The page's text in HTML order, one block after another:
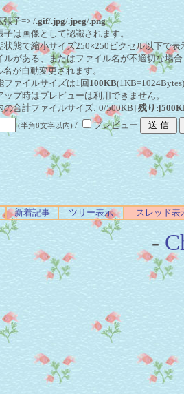
張子=> /.gif/.jpg/.jpeg/.png
子は画像として認識されます。
状態で縮小サイズ250×250ピクセル以下で表
ルがある、またはファイル名が不適切な場
自動変更されます。
ファイルサイズは1回 100KB
ップ時はプレビューは利用できません。
の合計ファイルサイズ:[0/500KB] 残り
(半角8文字以内) / プレビュー
新着記事 ツリー表示 スレッド表
-